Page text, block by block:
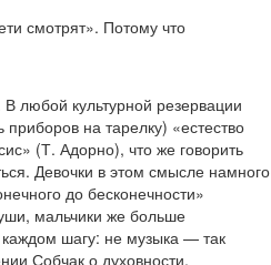
смотрят». Потому что
любой культурной резервации
на тарелку) «естество
(Т. Адорно), что же говорить
Девочки в этом смысле намного
до бесконечности»
мальчики же больше
шагу: не музыка — так
Собчак о духовности.